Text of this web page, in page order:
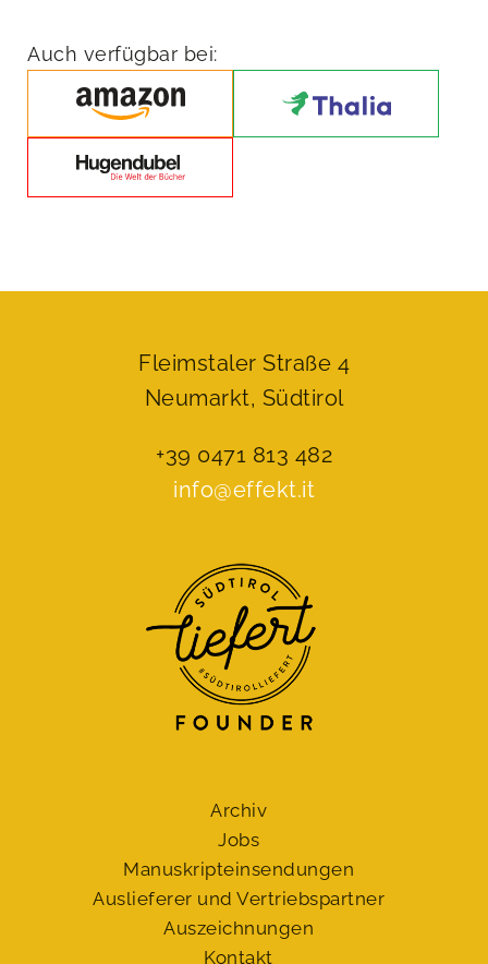
WOLLE,
ich
SCHAF(F)
Auch verfügbar bei:
Fleimstaler Straße 4
Neumarkt, Südtirol
+39 0471 813 482
info@effekt.it
Archiv
Jobs
Manuskript­einsendungen
Auslieferer und Vertriebspartner
Auszeichnungen
Kontakt